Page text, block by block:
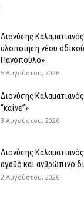
Διονύσης
υλοποίηση νέου
Πανόπουλο»
5 Αυγούστου, 2026
Διονύσης
“καίνε”»
3 Αυγούστου, 2026
Διονύσης
αγαθό και ανθρώπινο
2 Αυγούστου, 2026